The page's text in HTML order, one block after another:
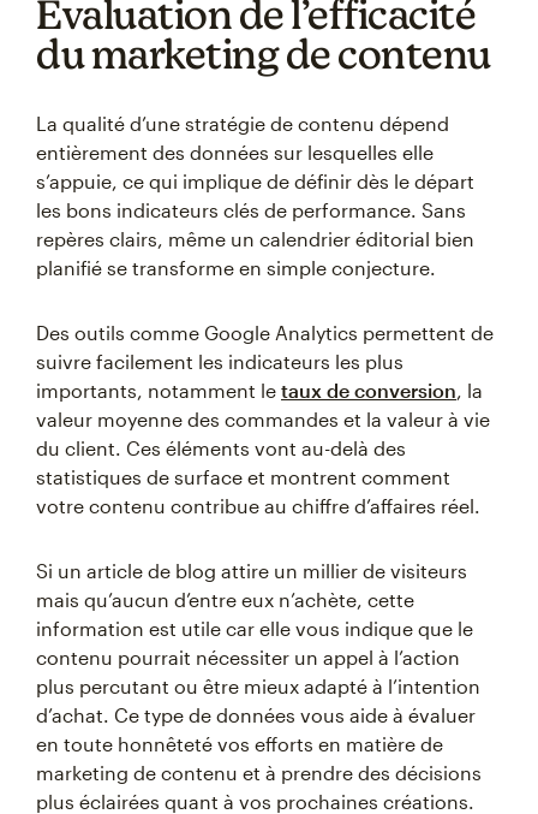
Évaluation de l’efficacité
du marketing de contenu
La qualité d’une stratégie de contenu dépend
entièrement des données sur lesquelles elle
s’appuie, ce qui implique de définir dès le départ
les bons indicateurs clés de performance. Sans
repères clairs, même un calendrier éditorial bien
planifié se transforme en simple conjecture.
Des outils comme Google Analytics permettent de
suivre facilement les indicateurs les plus
importants, notamment le taux de conversion, la
valeur moyenne des commandes et la valeur à vie
du client. Ces éléments vont au-delà des
statistiques de surface et montrent comment
votre contenu contribue au chiffre d’affaires réel.
Si un article de blog attire un millier de visiteurs
mais qu’aucun d’entre eux n’achète, cette
information est utile car elle vous indique que le
contenu pourrait nécessiter un appel à l’action
plus percutant ou être mieux adapté à l’intention
d’achat. Ce type de données vous aide à évaluer
en toute honnêteté vos efforts en matière de
marketing de contenu et à prendre des décisions
plus éclairées quant à vos prochaines créations.